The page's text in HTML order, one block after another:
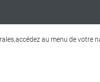
au menu de votre